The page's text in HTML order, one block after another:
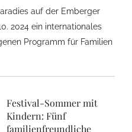
auf der Emberger
2024 ein internationales
Programm für Familien
Festival-Sommer mit
Kindern: Fünf
familienfreundliche